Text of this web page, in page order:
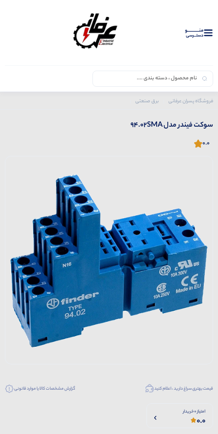
منــــــــــــو
دستــرسی
فروشگاه پسران عرفانی برق صنعتی
سوکت فیندر مدل 94.02SMA
0.0
قیمت بهتری سراغ دارید ، اعلام کنید گزارش مشخصات کالا یا موارد قانونی
امتیاز 0 خریدار
0.0